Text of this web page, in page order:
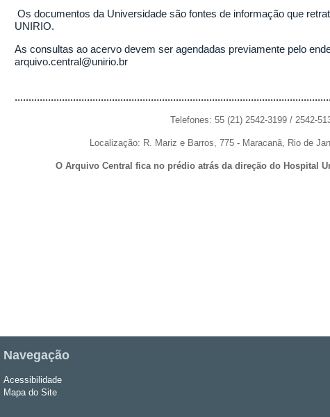
Os documentos da Universidade são fontes de informação que
UNIRIO.
As consultas ao acervo devem ser agendadas previamente pelo
arquivo.central@unirio.br
Telefones: 55 (21) 2542-3199 / 2542-
Localização: R. Mariz e Barros, 775 - Maracanã, Rio de
O Arquivo Central fica no prédio atrás da direção do Hospital
Navegação
Acessibilidade
Mapa do Site